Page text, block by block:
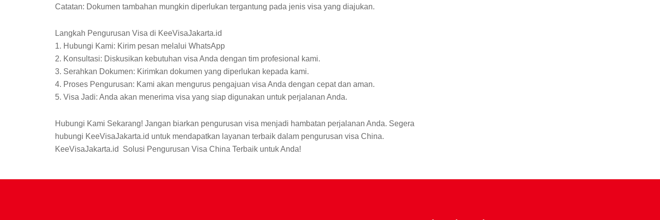
Catatan: Dokumen tambahan mungkin diperlukan tergantung pada jenis visa yang diajukan.
Langkah Pengurusan Visa di KeeVisaJakarta.id
1. Hubungi Kami: Kirim pesan melalui WhatsApp
2. Konsultasi: Diskusikan kebutuhan visa Anda dengan tim profesional kami.
3. Serahkan Dokumen: Kirimkan dokumen yang diperlukan kepada kami.
4. Proses Pengurusan: Kami akan mengurus pengajuan visa Anda dengan cepat dan aman.
5. Visa Jadi: Anda akan menerima visa yang siap digunakan untuk perjalanan Anda.
Hubungi Kami Sekarang! Jangan biarkan pengurusan visa menjadi hambatan perjalanan Anda. Segera
hubungi KeeVisaJakarta.id untuk mendapatkan layanan terbaik dalam pengurusan visa China.
KeeVisaJakarta.id Solusi Pengurusan Visa China Terbaik untukAnda!